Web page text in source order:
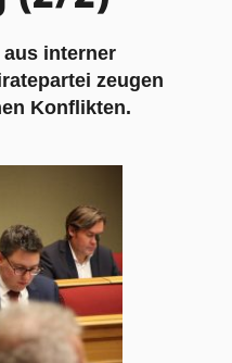
interner
zeugen
Konflikten.